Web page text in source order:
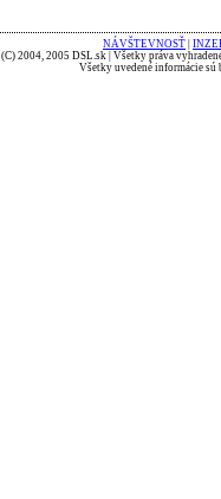
NÁVŠTEVNOSŤ
(C) 2004, 2005 DSL.sk | Všetky práva
Všetky uvedené informácie sú